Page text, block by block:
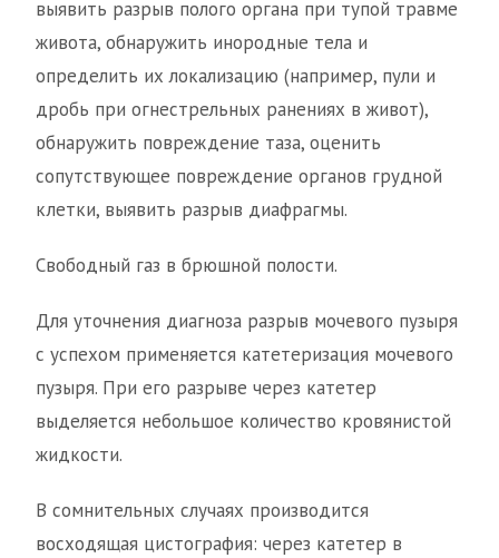
выявить разрыв полого органа при тупой травме
живота, обнаружить инородные тела и
определить их локализацию (например, пули и
дробь при огнестрельных ранениях в живот),
обнаружить повреждение таза, оценить
сопутствующее повреждение органов грудной
клетки, выявить разрыв диафрагмы.
Свободный газ в брюшной полости.
Для уточнения диагноза разрыв мочевого пузыря
с успехом применяется катетеризация мочевого
пузыря. При его разрыве через катетер
выделяется небольшое количество кровянистой
жидкости.
В сомнительных случаях производится
восходящая цистография: через катетер в